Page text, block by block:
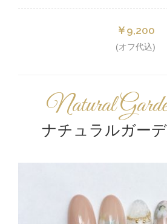
￥9,200
(オフ代込)
Natural
ナチュラルガー